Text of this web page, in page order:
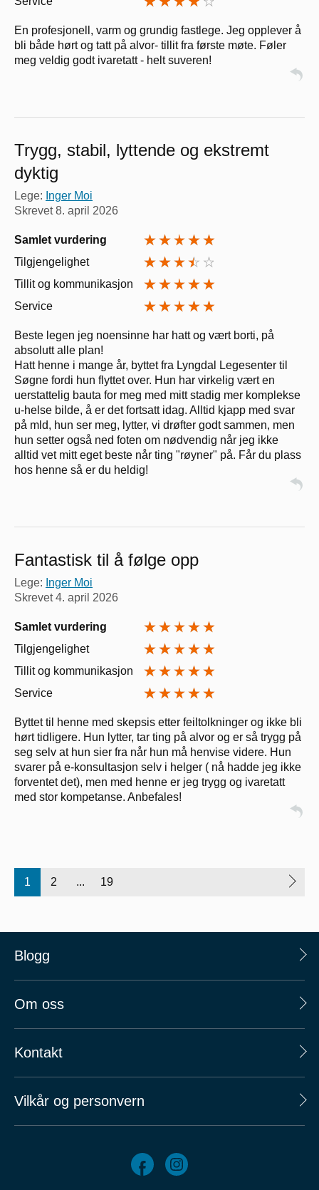
En profesjonell, varm og grundig fastlege. Jeg opplever å
bli både hørt og tatt på alvor- tillit fra første møte. Føler
meg veldig godt ivaretatt - helt suveren!
Trygg, stabil, lyttende og ekstremt
dyktig
Lege: Inger Moi
Skrevet8. april 2026
Samlet vurdering
Tilgjengelighet
Tillit og kommunikasjon
Service
Beste legen jeg noensinne har hatt og vært borti, på
absolutt alle plan!
Hatt henne i mange år, byttet fra Lyngdal Legesenter til
Søgne fordi hun flyttet over. Hun har virkelig vært en
uerstattelig bauta for meg med mitt stadig mer komplekse
u-helse bilde, å er det fortsatt idag. Alltid kjapp med svar
på mld, hun ser meg, lytter, vi drøfter godt sammen, men
hun setter også ned foten om nødvendig når jeg ikke
alltid vet mitt eget beste når ting "røyner" på. Får du plass
hos henne så er du heldig!
Fantastisk til å følge opp
Lege: Inger Moi
Skrevet4. april 2026
Samlet vurdering
Tilgjengelighet
Tillit og kommunikasjon
Service
Byttet til henne med skepsis etter feiltolkninger og ikke bli
hørt tidligere. Hun lytter, tar ting på alvor og er så trygg på
seg selv at hun sier fra når hun må henvise videre. Hun
svarer på e-konsultasjon selv i helger ( nå hadde jeg ikke
forventet det), men med henne er jeg trygg og ivaretatt
med stor kompetanse. Anbefales!
1 2 ... 19
Blogg
Om oss
Kontakt
Vilkår og personvern